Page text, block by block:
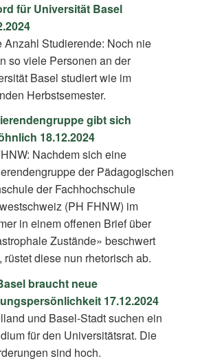
für Universität Basel
Anzahl Studierende: Noch nie
so viele Personen an der
Basel studiert wie im
Herbstsemester.
gibt sich
18.12.2024
Nachdem sich eine
der Pädagogischen
der Fachhochschule
(PH FHNW) im
in einem offenen Brief über
Zustände» beschwert
rüstet diese nun rhetorisch ab.
braucht neue
17.12.2024
und Basel-Stadt suchen ein
für den Universitätsrat. Die
sind hoch.